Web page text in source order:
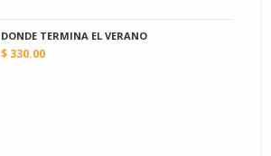
DONDE TERMINA EL VERANO
$ 330.00